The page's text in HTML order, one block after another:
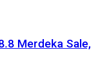
Merdeka Sale,